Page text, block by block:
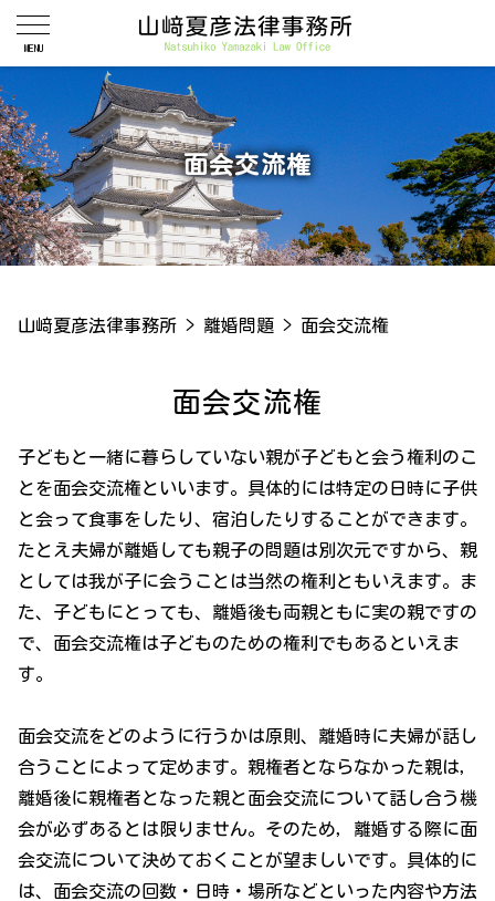
面会交流権
山﨑夏彦法律事務所 > 離婚問題 > 面会交流権
面会交流権
子どもと一緒に暮らしていない親が子どもと会う権利のこ
とを面会交流権といいます。具体的には特定の日時に子供
と会って食事をしたり、宿泊したりすることができます。
たとえ夫婦が離婚しても親子の問題は別次元ですから、親
としては我が子に会うことは当然の権利ともいえます。ま
た、子どもにとっても、離婚後も両親ともに実の親ですの
で、面会交流権は子どものための権利でもあるといえま
す。
面会交流をどのように行うかは原則、離婚時に夫婦が話し
合うことによって定めます。親権者とならなかった親は，
離婚後に親権者となった親と面会交流について話し合う機
会が必ずあるとは限りません。そのため，離婚する際に面
会交流について決めておくことが望ましいです。具体的に
は、面会交流の回数・日時・場所などといった内容や方法